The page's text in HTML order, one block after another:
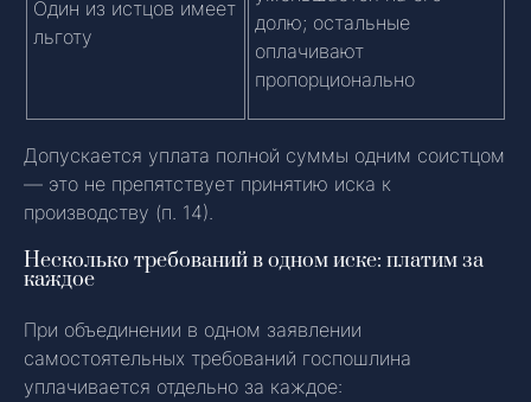
Один из истцов имеет
льготу
долю; остальные
оплачивают
пропорционально
Допускается уплата полной суммы одним соистцом
— это не препятствует принятию иска к
производству (п. 14).
Несколько требований в одном иске: платим за
каждое
При объединении в одном заявлении
самостоятельных требований госпошлина
уплачивается отдельно за каждое: